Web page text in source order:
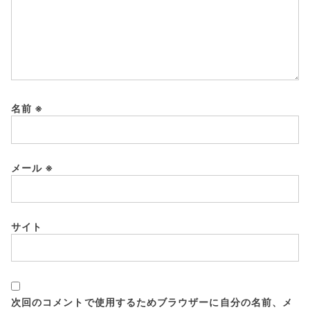
名前 ※
メール ※
サイト
次回のコメントで使用するためブラウザーに自分の名前、メ